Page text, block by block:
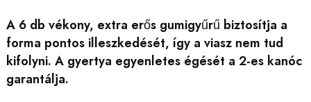
A 6 db vékony, extra erős gumigyűrű biztosítja a
forma pontos illeszkedését, így a viasz nem tud
kifolyni. A gyertya egyenletes égését a 2-es kanóc
garantálja.